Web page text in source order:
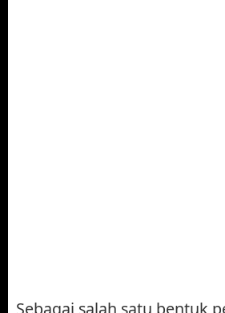
Sebagai salah satu bentuk